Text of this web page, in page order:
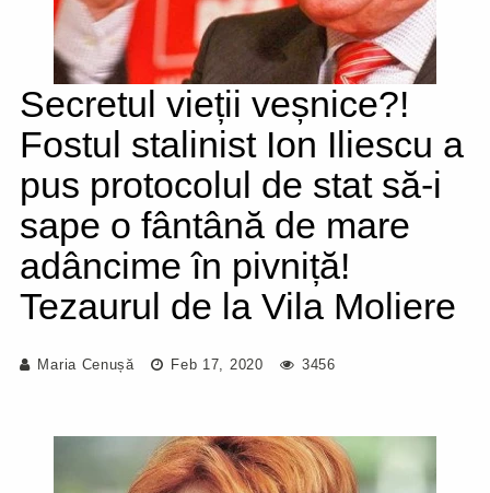
Secretul vieții veșnice?!
Fostul stalinist Ion Iliescu a
pus protocolul de stat să-i
sape o fântână de mare
adâncime în pivniță!
Tezaurul de la Vila Moliere
Maria Cenușă Feb 17, 2020 3456